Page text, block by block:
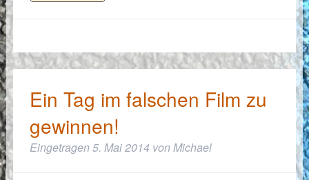
Ein Tag im falschen Film zu
gewinnen!
Eingetragen5. Mai 2014 vonMichael